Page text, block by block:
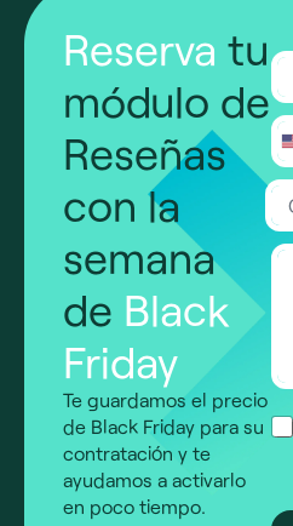
Reserva tu
módulo de
Reseñas
con la
semana
de Black
Friday
Te guardamos el precio
de Black Friday para su
contratación y te
ayudamos a activarlo
en poco tiempo.
N
o
m
b
r
e
y
A
p
o
T
e
é
f
o
n
C
o
r
e
c
t
M
e
*
n
C
l